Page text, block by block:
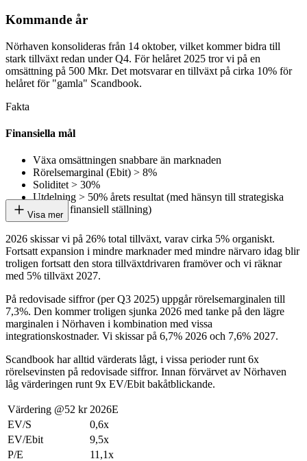
Kommande år
Nörhaven konsolideras från 14 oktober, vilket kommer bidra till
stark tillväxt redan under Q4. För helåret 2025 tror vi på en
omsättning på 500 Mkr. Det motsvarar en tillväxt på cirka 10% för
helåret för "gamla" Scandbook.
Fakta
Finansiella mål
Växa omsättningen snabbare än marknaden
Rörelsemarginal (Ebit) > 8%
Soliditet > 30%
Utdelning > 50% årets resultat (med hänsyn till strategiska
mål och finansiell ställning)
Visa mer
2026 skissar vi på 26% total tillväxt, varav cirka 5% organiskt.
Fortsatt expansion i mindre marknader med mindre närvaro idag blir
troligen fortsatt den stora tillväxtdrivaren framöver och vi räknar
med 5% tillväxt 2027.
På redovisade siffror (per Q3 2025) uppgår rörelsemarginalen till
7,3%. Den kommer troligen sjunka 2026 med tanke på den lägre
marginalen i Nörhaven i kombination med vissa
integrationskostnader. Vi skissar på 6,7% 2026 och 7,6% 2027.
Scandbook har alltid värderats lågt, i vissa perioder runt 6x
rörelsevinsten på redovisade siffror. Innan förvärvet av Nörhaven
låg värderingen runt 9x EV/Ebit bakåtblickande.
Värdering @52 kr 2026E
EV/S
0,6x
EV/Ebit
9,5x
P/E
11,1x